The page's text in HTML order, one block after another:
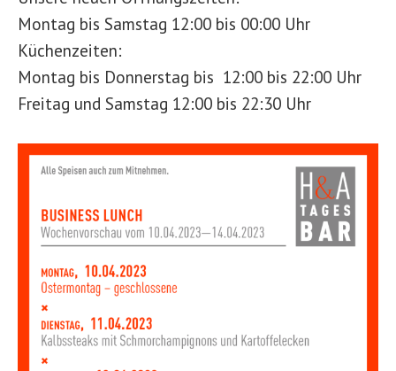
Montag bis Samstag 12:00 bis 00:00 Uhr
Küchenzeiten:
Montag bis Donnerstag bis 12:00 bis 22:00 Uhr
Freitag und Samstag 12:00 bis 22:30 Uhr